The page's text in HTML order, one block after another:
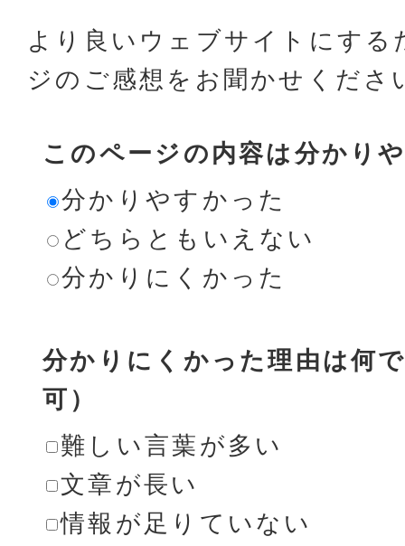
より良いウェブサイトにする
ジのご感想をお聞かせくださ
このページの内容は分かり
分かりやすかった
どちらともいえない
分かりにくかった
分かりにくかった理由は何
可）
難しい言葉が多い
文章が長い
情報が足りていない